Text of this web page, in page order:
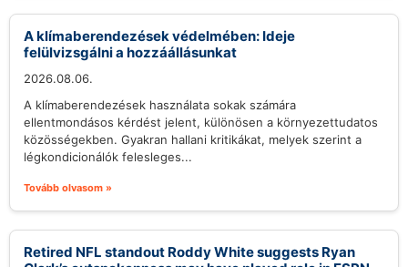
A klímaberendezések védelmében: Ideje
felülvizsgálni a hozzáállásunkat
2026.08.06.
A klímaberendezések használata sokak számára
ellentmondásos kérdést jelent, különösen a környezettudatos
közösségekben. Gyakran hallani kritikákat, melyek szerint a
légkondicionálók felesleges...
Tovább olvasom »
Retired NFL standout Roddy White suggests Ryan